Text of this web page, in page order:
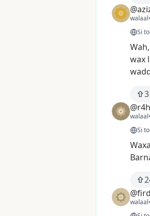
walaal•
Si
Wah,
wax
3
walaal•
Si
walaal•